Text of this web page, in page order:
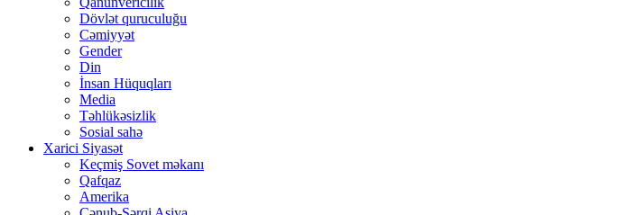
Dövlət quruculuğu
Cəmiyyət
Gender
Din
İnsan Hüquqları
Media
Təhlükəsizlik
Sosial sahə
Xarici Siyasət
Keçmiş Sovet məkanı
Qafqaz
Amerika